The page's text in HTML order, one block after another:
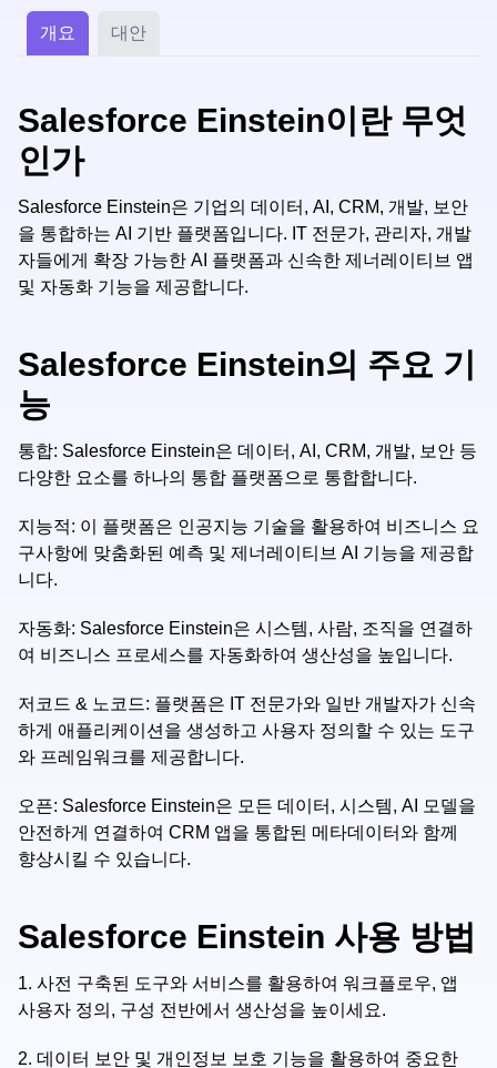
개요 대안
Salesforce Einstein이란 무엇
인가
Salesforce Einstein은 기업의 데이터, AI, CRM, 개발, 보안
을 통합하는 AI 기반 플랫폼입니다. IT 전문가, 관리자, 개발
자들에게 확장 가능한 AI 플랫폼과 신속한 제너레이티브 앱
및 자동화 기능을 제공합니다.
Salesforce Einstein의 주요 기
능
통합: Salesforce Einstein은 데이터, AI, CRM, 개발, 보안 등
다양한 요소를 하나의 통합 플랫폼으로 통합합니다.
지능적: 이 플랫폼은 인공지능 기술을 활용하여 비즈니스 요
구사항에 맞춤화된 예측 및 제너레이티브 AI 기능을 제공합
니다.
자동화: Salesforce Einstein은 시스템, 사람, 조직을 연결하
여 비즈니스 프로세스를 자동화하여 생산성을 높입니다.
저코드 & 노코드: 플랫폼은 IT 전문가와 일반 개발자가 신속
하게 애플리케이션을 생성하고 사용자 정의할 수 있는 도구
와 프레임워크를 제공합니다.
오픈: Salesforce Einstein은 모든 데이터, 시스템, AI 모델을
안전하게 연결하여 CRM 앱을 통합된 메타데이터와 함께
향상시킬 수 있습니다.
Salesforce Einstein 사용 방법
1. 사전 구축된 도구와 서비스를 활용하여 워크플로우, 앱
사용자 정의, 구성 전반에서 생산성을 높이세요.
2. 데이터 보안 및 개인정보 보호 기능을 활용하여 중요한